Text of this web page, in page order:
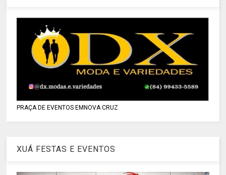
PRAÇA DE EVENTOS EMNOVA CRUZ
XUÁ FESTAS E EVENTOS